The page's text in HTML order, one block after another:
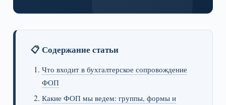
📋 Содержание статьи
Что входит в бухгалтерское сопровождение
ФОП
Какие ФОП мы ведем: группы, формы и